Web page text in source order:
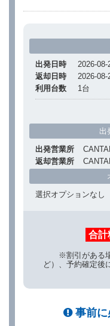
出発日時
2026-
返却日時
2026-
利用台数
1 台
出
出発営業所
返却営業所
選択オプションなし
合計
※割引がある
ど）、予約確定後
事前に